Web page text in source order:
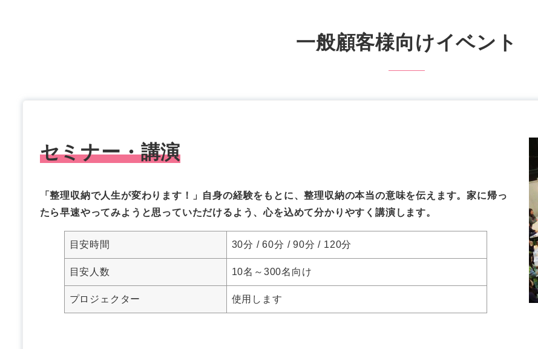
一般顧客様向けイベント
セミナー・講演
「整理収納で人生が変わります！」自身の経験をもとに、整理収納の本当の意味を伝えます。家に帰っ
たら早速やってみようと思っていただけるよう、心を込めて分かりやすく講演します。
目安時間 30分 / 60分 / 90分 / 120分
目安人数 10名～300名向け
プロジェクター 使用します